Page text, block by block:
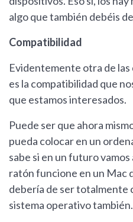
algo que también debéis
Compatibilidad
Evidentemente otra de
es la compatibilidad que
que estamos interesados.
Puede ser que ahora
pueda colocar en un
sabe si en un futuro
ratón funcione en un Mac
debería de ser totalmente
sistema operativo también.